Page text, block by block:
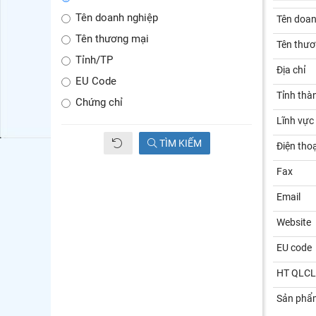
Tên doanh nghiệp
Tên thương mại
Tỉnh/TP
EU Code
Chứng chỉ
TÌM KIẾM
Tên
Tên
Địa chỉ
Tỉnh
Lĩnh
Điện
Fax
Email
Website
EU code
HT QLCL
Sản